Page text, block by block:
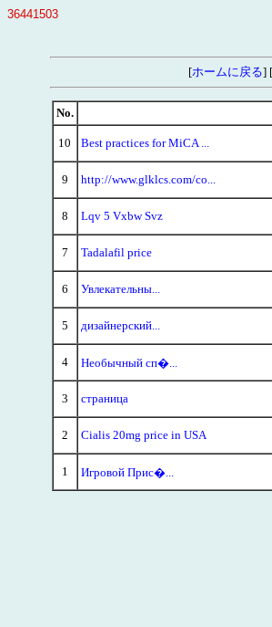
36441503
[ホームに戻る] [
No.
10 Best practices for MiCA ...
9 http://www.glklcs.com/co...
8 Lqv 5 Vxbw Svz
7 Tadalafil price
6 Увлекательны...
5 дизайнерский...
4 Необычный сп�...
3 страница
2 Cialis 20mg price in USA
1 Игровой Прис�...